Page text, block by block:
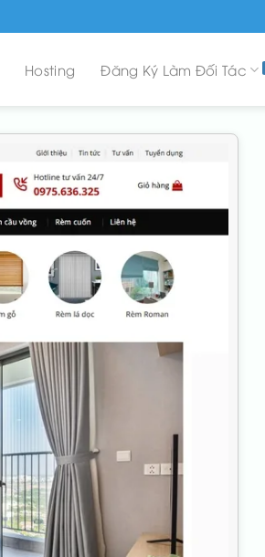
Hosting Đăng Ký Làm Đối Tác